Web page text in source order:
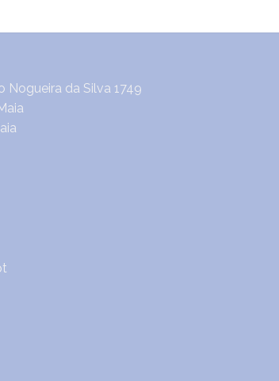
Nogueira da Silva 1749